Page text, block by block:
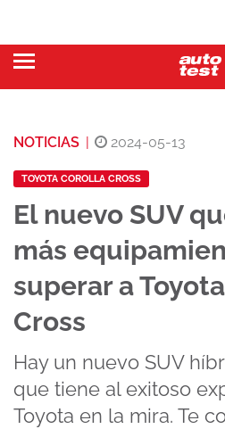
NOTICIAS | 2024-05-13
TOYOTA COROLLA CROSS
El nuevo SUV
más
superar a
Cross
Hay un nuevo SUV
que tiene al exitoso
Toyota en la mira. Te